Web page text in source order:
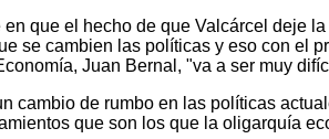
que el hecho de que Valcárcel deje
se cambien las políticas y eso con el
Juan Bernal, "va a ser muy
cambio de rumbo en las políticas
que son los que la oligarquía